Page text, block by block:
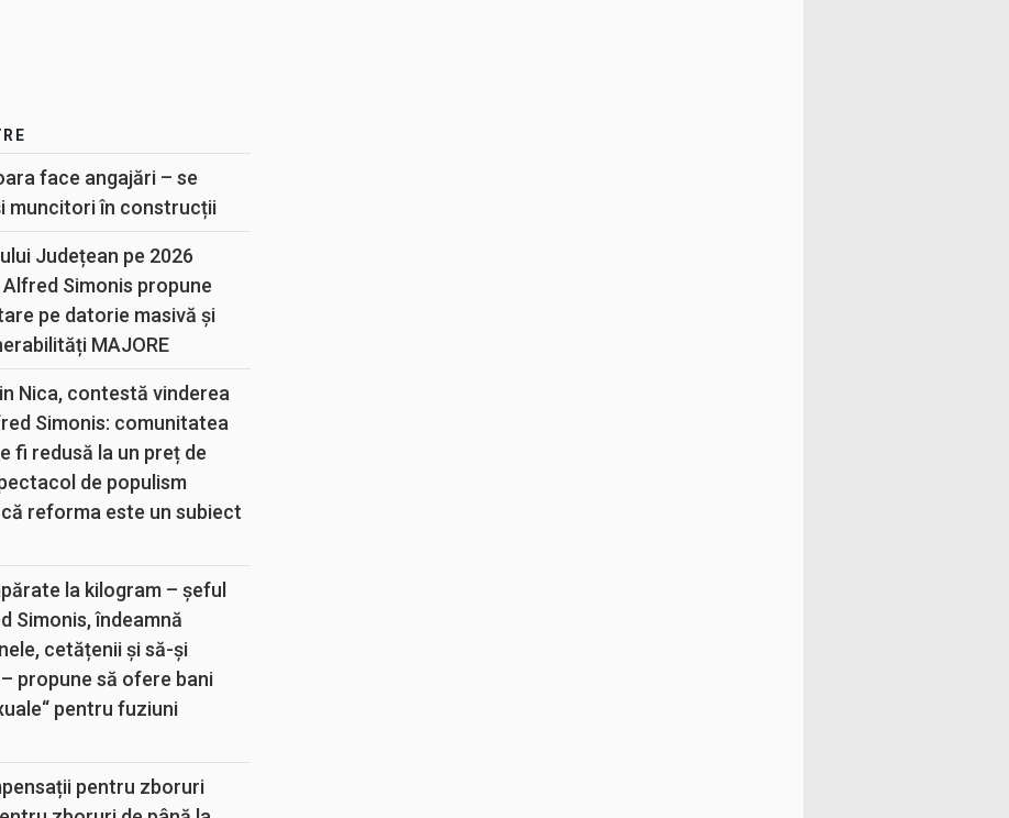
face angajări – se
muncitori în construcții
Județean pe 2026
Simonis propune
pe datorie masivă și
MAJORE
Nica, contestă vinderea
Simonis: comunitatea
fi redusă la un preț de
de populism
reforma este un subiect
la kilogram – șeful
Simonis, îndeamnă
cetățenii și să-și
propune să ofere bani
pentru fuziuni
pentru zboruri